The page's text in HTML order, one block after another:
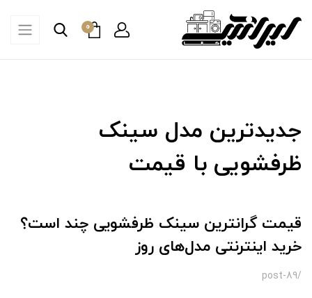
0
جدیدترین مدل سینک
ظرفشویی با قیمت
قیمت گرانترین سینک ظرفشویی چند است؟
خرید اینترنتی مدل‌های روز
/post-89